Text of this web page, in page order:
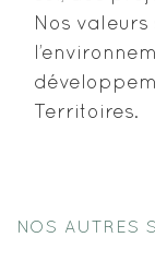
Nos valeurs
Territoires.
NOS AUTRES